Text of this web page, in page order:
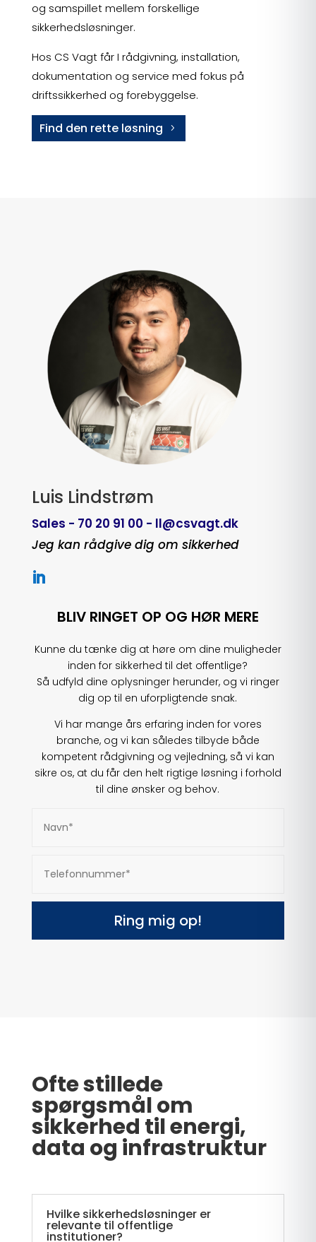
og samspillet mellem forskellige
sikkerhedsløsninger.
Hos CS Vagt får I rådgivning, installation,
dokumentation og service med fokus på
driftssikkerhed og forebyggelse.
Find den rette løsning
Luis Lindstrøm
Sales - 70 20 91 00 - ll@csvagt.dk
Jeg kan rådgive dig om sikkerhed
BLIV RINGET OP OG HØR MERE
Kunne du tænke dig at høre om dine muligheder
inden for sikkerhed til det offentlige?
Så udfyld dine oplysninger herunder, og vi ringer
dig op til en uforpligtende snak.
Vi har mange års erfaring inden for vores
branche, og vi kan således tilbyde både
kompetent rådgivning og vejledning, så vi kan
sikre os, at du får den helt rigtige løsning i forhold
til dine ønsker og behov.
Ring mig op!
Ofte stillede
spørgsmål om
sikkerhed til energi,
data og infrastruktur
Hvilke sikkerhedsløsninger er
relevante til offentlige
institutioner?